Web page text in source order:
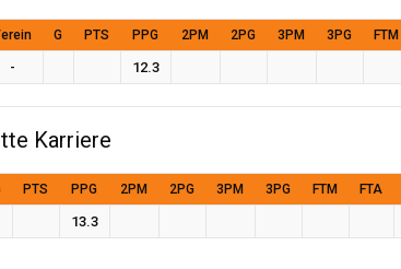
G PTS PPG 2PM 2PG 3PM 3PG FTM
- 12.3
Karriere
PTS PPG 2PM 2PG 3PM 3PG FTM FTA
13.3